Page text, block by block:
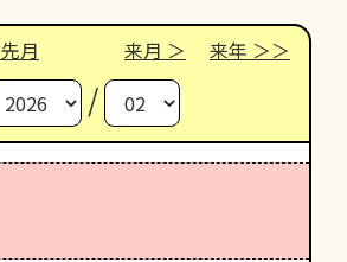
先月 来月 来年
/